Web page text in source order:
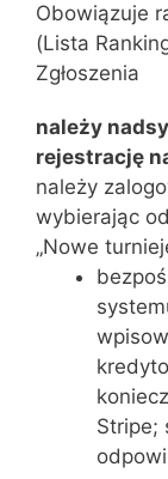
Obowiązuje
(Lista
Zgłoszenia
należy
rejestrację
należy
wybierając
„Nowe
Stripe;